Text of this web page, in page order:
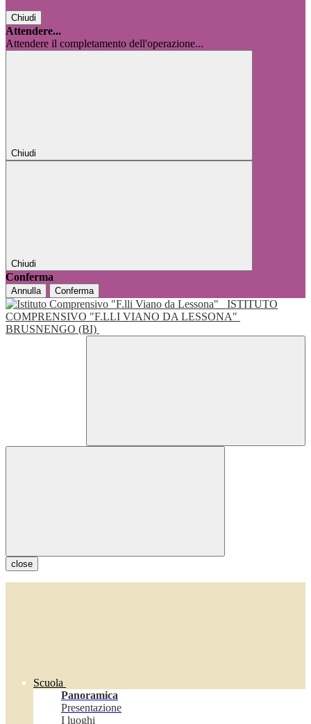
Chiudi
Attendere...
Attendere il completamento dell'operazione...
Chiudi
Chiudi
Conferma
Annulla Conferma
ISTITUTO
COMPRENSIVO "F.LLI VIANO DA LESSONA"
BRUSNENGO (BI)
close
Scuola
Panoramica
Presentazione
I luoghi